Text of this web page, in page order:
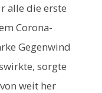
alle die erste
Corona-
Gegenwind
sorgte
weit her